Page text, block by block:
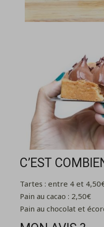
C’EST
Tartes : entre 4 et
Pain au cacao : 2,50€
Pain au chocolat et